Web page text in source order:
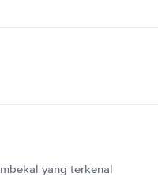
yang terkenal